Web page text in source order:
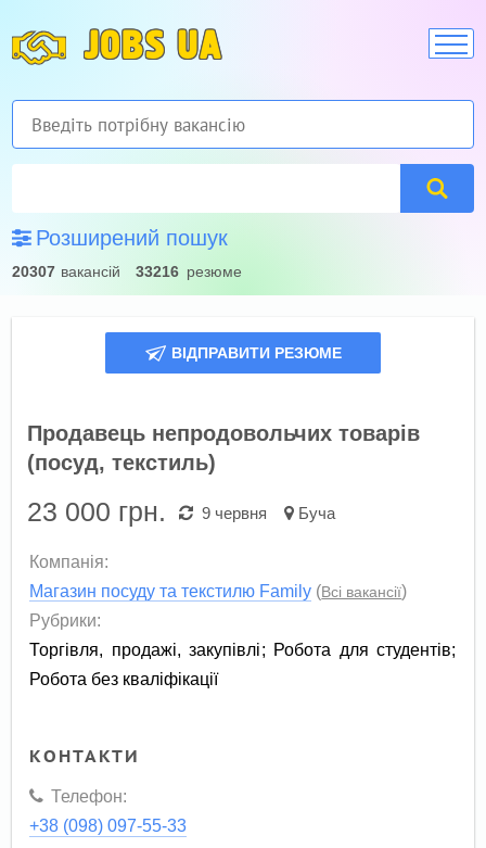
JOBS UA
Розширений пошук
20307 вакансій 33216 резюме
ВІДПРАВИТИ РЕЗЮМЕ
Продавець непродовольчих товарів
(посуд, текстиль)
23 000 грн. 9 червня Буча
Компанія:
Магазин посуду та текстилю Family (Всі вакансії)
Рубрики:
Торгівля, продажі, закупівлі; Робота для студентів;
Робота без кваліфікації
КОНТАКТИ
Телефон:
+38 (098) 097-55-33